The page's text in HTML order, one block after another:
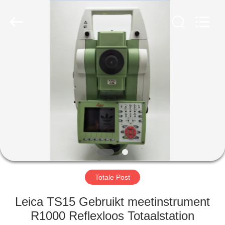
PRODUCTEN
ONGEVEER
FABRIEKSREIS
KWALITEITSCONTROLE
Totale Post
Leica TS15 Gebruikt meetinstrument
R1000 Reflexloos Totaalstation